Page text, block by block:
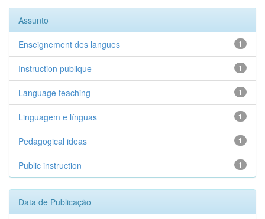
Assunto
1
Enseignement des langues
1
Instruction publique
1
Language teaching
1
Linguagem e línguas
1
Pedagogical ideas
1
Public instruction
Data de Publicação